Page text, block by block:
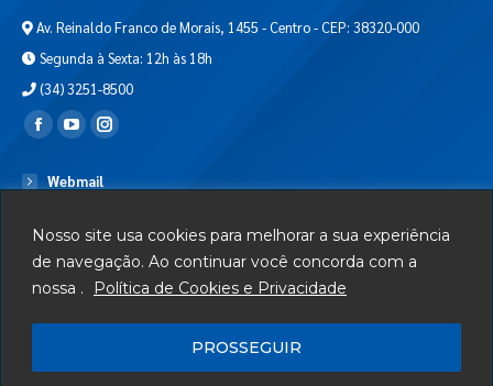
Nosso site usa cookies para melhorar a sua experiência
de navegação. Ao continuar você concorda com a
nossa .
Política de Cookies e Privacidade
PROSSEGUIR
Av. Reinaldo Franco de Morais, 1455 - Centro - CEP: 38320-000
Segunda à Sexta: 12h às 18h
(34) 3251-8500
Encontre-nos em:
Webmail
Serviços
Telefones Úteis